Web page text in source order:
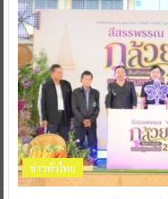
ข่าวทั่วไทย